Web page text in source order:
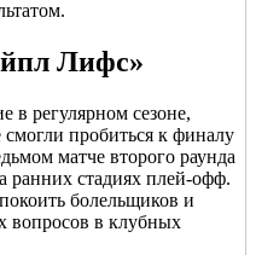
Лифс»
в регулярном сезоне,
пробиться к финалу
матче второго раунда
ранних стадиях плей-офф.
болельщиков и
вопросов в клубных